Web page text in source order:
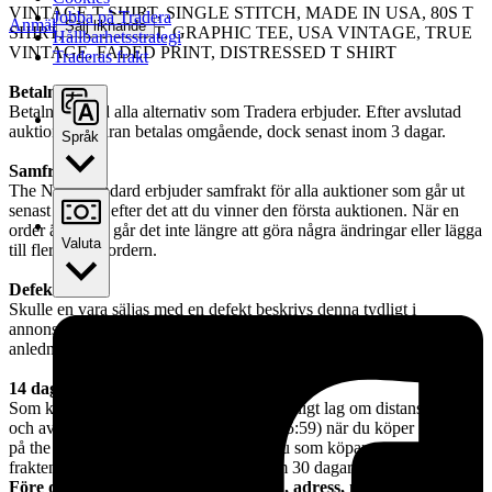
VINTAGE T SHIRT, SINGLE STITCH, MADE IN USA, 80S T
SHIRT, 90S T SHIRT, GRAPHIC TEE, USA VINTAGE, TRUE
VINTAGE, FADED PRINT, DISTRESSED T SHIRT
Betalning:
Betalning med alla alternativ som Tradera erbjuder. Efter avslutad
auktion ska varan betalas omgående, dock senast inom 3 dagar.
Samfrakt:
The New Standard erbjuder samfrakt för alla auktioner som går ut
senast 3 dagar efter det att du vinner den första auktionen. När en
order är betald går det inte längre att göra några ändringar eller lägga
till fler varor i ordern.
Defekter:
Skulle en vara säljas med en defekt beskrivs denna tydligt i
annonsen tillsammans med skick-beskrivningen och är inte giltig
anledning till en reklamation.
14 dagars ångerrätt:
Som köpare har du 14 dagars ångerrätt enligt lag om distansavtal
och avtal utanför affärslokaler (SFS 2005:59) när du köper från oss
på the New Standard. Vid retur är det du som köpare som står för
frakten och vi återbetalar pengarna inom 30 dagar.
Före du budar: Konrollera att Namn, adress, mobilnummer
Anmäl Sälj liknande
Jobba på Tradera
Hållbarhetsstrategi
Traderas frakt
Språk
Valuta